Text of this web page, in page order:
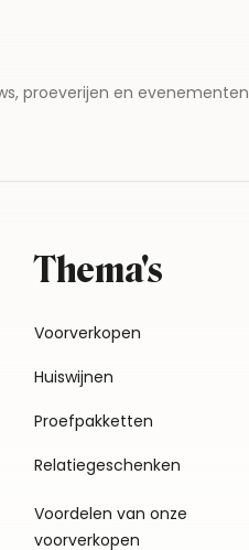
proeverijen en evenementen
Thema's
Voorverkopen
Huiswijnen
Proefpakketten
Relatiegeschenken
Voordelen van onze
voorverkopen